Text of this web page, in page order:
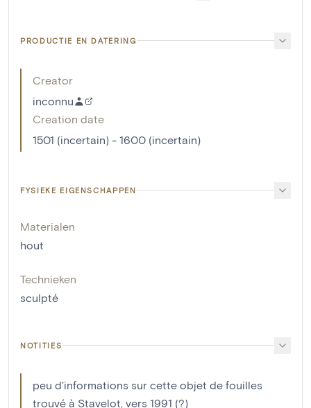
PRODUCTIE EN DATERING
Creator
inconnu
Creation date
1501 (incertain) - 1600 (incertain)
FYSIEKE EIGENSCHAPPEN
Materialen
hout
Technieken
sculpté
NOTITIES
peu d'informations sur cette objet de fouilles
trouvé à Stavelot, vers 1991 (?)